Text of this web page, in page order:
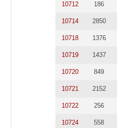
10712 186
10714 2850
10718 1376
10719 1437
10720 849
10721 2152
10722 256
10724 558